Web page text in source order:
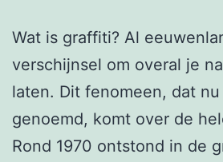
Wat is graffiti? Al
verschijnsel om overal je
laten. Dit fenomeen, dat
genoemd, komt over de
Rond 1970 ontstond in de